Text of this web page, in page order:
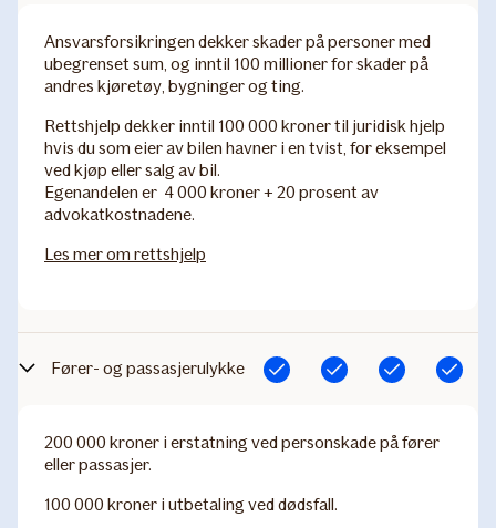
Ansvarsforsikringen dekker skader på personer med
ubegrenset sum, og inntil 100 millioner for skader på
andres kjøretøy, bygninger og ting.
Rettshjelp dekker inntil 100 000 kroner til juridisk hjelp
hvis du som eier av bilen havner i en tvist, for eksempel
ved kjøp eller salg av bil.
Egenandelen er 4 000 kroner + 20 prosent av
advokatkostnadene.
Les mer om rettshjelp
Fører- og passasjerulykke Inkludert Inkludert Inkludert Inkludert
200 000 kroner i erstatning ved personskade på fører
eller passasjer.
100 000 kroner i utbetaling ved dødsfall.